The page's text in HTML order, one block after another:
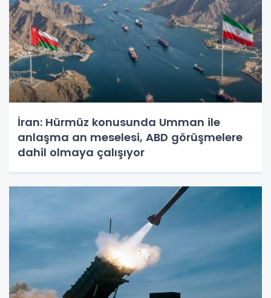
İran: Hürmüz konusunda Umman ile
anlaşma an meselesi, ABD görüşmelere
dahil olmaya çalışıyor